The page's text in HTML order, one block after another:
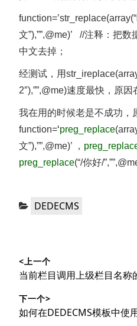
文”),””,@me)’ //注释：把
中文去掉；
经测试，用
2″),””,@me)速度最快，原因
我在用的时候老是不成功，
function=‘preg_replace
文”),””,@me)’ ，
preg_replace(“/你好/
分
DEDECMS
章
导
航
<上一个
上
文
章：
当前栏目调用上级栏目名称
下一个>
下
如何在DEDECMS模板中使